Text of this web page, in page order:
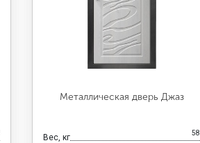
Металлическая дверь Джаз
Вес, кг 58